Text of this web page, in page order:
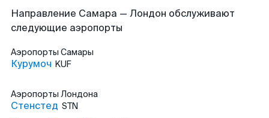
Направление Самара — Лондон обслуживают
следующие аэропорты
Аэропорты Самары
Курумоч KUF
Аэропорты Лондона
Стенстед STN